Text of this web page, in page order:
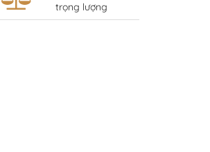
trọng lượng